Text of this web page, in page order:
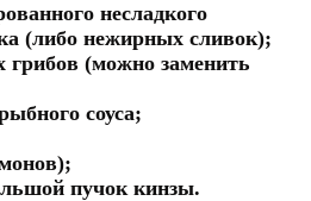
несладкого
(либо нежирных сливок);
грибов (можно заменить
соуса;
пучок кинзы.